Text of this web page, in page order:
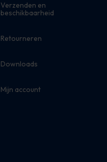
Verzenden en
beschikbaarheid
Retourneren
Downloads
Mijn account